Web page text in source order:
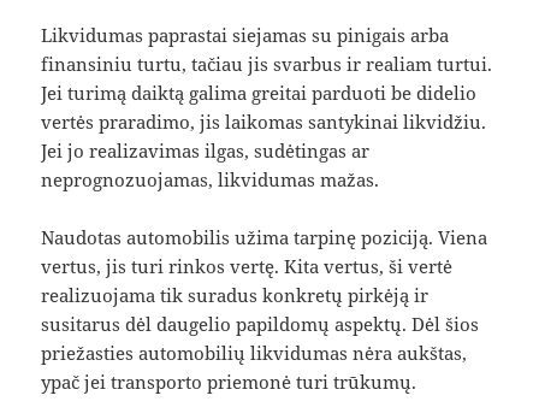
Likvidumas paprastai siejamas su pinigais arba
finansiniu turtu, tačiau jis svarbus ir realiam turtui.
Jei turimą daiktą galima greitai parduoti be didelio
vertės praradimo, jis laikomas santykinai likvidžiu.
Jei jo realizavimas ilgas, sudėtingas ar
neprognozuojamas, likvidumas mažas.
Naudotas automobilis užima tarpinę poziciją. Viena
vertus, jis turi rinkos vertę. Kita vertus, ši vertė
realizuojama tik suradus konkretų pirkėją ir
susitarus dėl daugelio papildomų aspektų. Dėl šios
priežasties automobilių likvidumas nėra aukštas,
ypač jei transporto priemonė turi trūkumų.